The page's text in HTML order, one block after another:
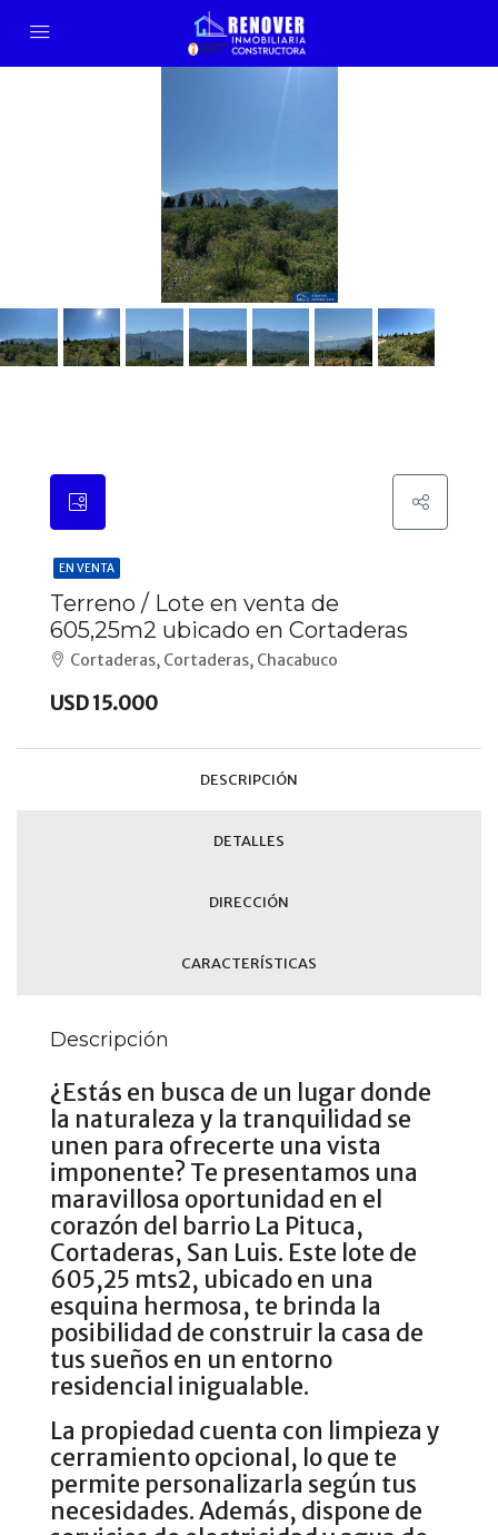
EN VENTA
Terreno / Lote en venta de
605,25m2 ubicado en Cortaderas
Cortaderas, Cortaderas, Chacabuco
USD 15.000
DESCRIPCIÓN
DETALLES
DIRECCIÓN
CARACTERÍSTICAS
Descripción
¿Estás en busca de un lugar donde
la naturaleza y la tranquilidad se
unen para ofrecerte una vista
imponente? Te presentamos una
maravillosa oportunidad en el
corazón del barrio La Pituca,
Cortaderas, San Luis. Este lote de
605,25 mts2, ubicado en una
esquina hermosa, te brinda la
posibilidad de construir la casa de
tus sueños en un entorno
residencial inigualable.
La propiedad cuenta con limpieza y
cerramiento opcional, lo que te
permite personalizarla según tus
necesidades. Además, dispone de